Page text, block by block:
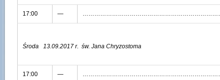
17:00 —
Środa 13.09.2017 r. św. Jana Chryzostoma
17:00 —